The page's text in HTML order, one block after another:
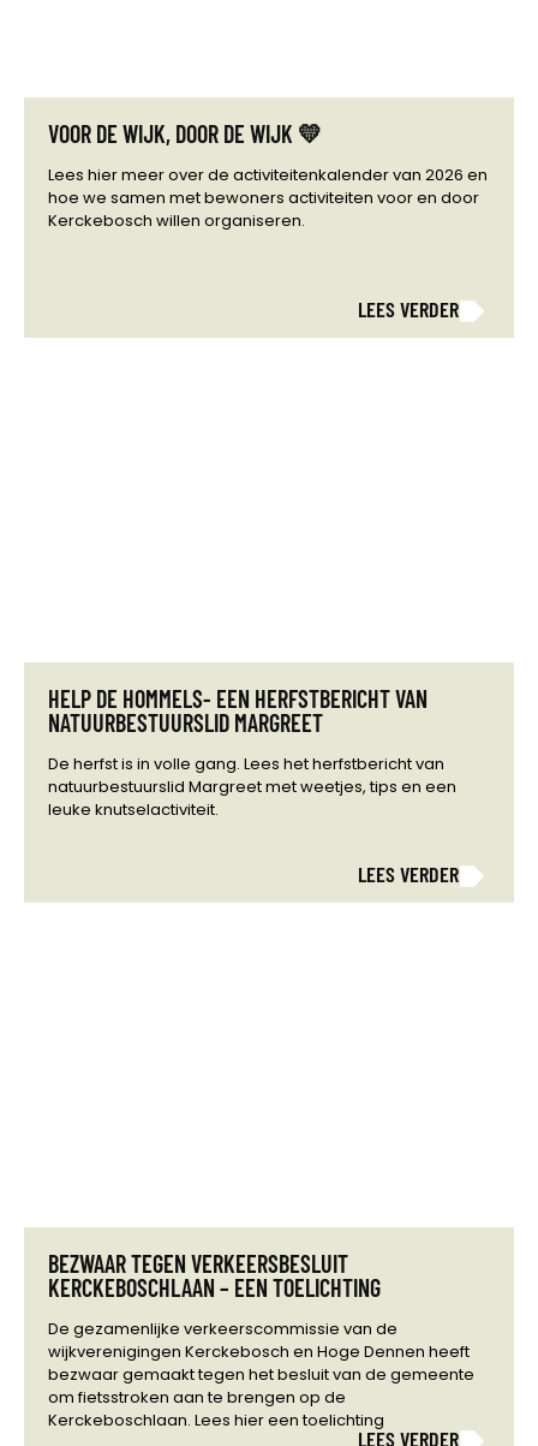
VOOR DE WIJK, DOOR DE WIJK 💛
Lees hier meer over de activiteitenkalender van 2026 en
hoe we samen met bewoners activiteiten voor en door
Kerckebosch willen organiseren.
LEES VERDER
HELP DE HOMMELS- EEN HERFSTBERICHT VAN
NATUURBESTUURSLID MARGREET
De herfst is in volle gang. Lees het herfstbericht van
natuurbestuurslid Margreet met weetjes, tips en een
leuke knutselactiviteit.
LEES VERDER
BEZWAAR TEGEN VERKEERSBESLUIT
KERCKEBOSCHLAAN – EEN TOELICHTING
De gezamenlijke verkeerscommissie van de
wijkverenigingen Kerckebosch en Hoge Dennen heeft
bezwaar gemaakt tegen het besluit van de gemeente
om fietsstroken aan te brengen op de
Kerckeboschlaan. Lees hier een toelichting
LEES VERDER